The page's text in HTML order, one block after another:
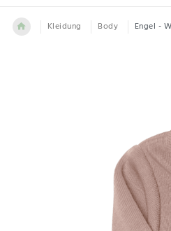
Kleidung Body Engel -